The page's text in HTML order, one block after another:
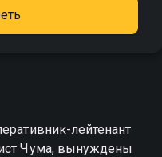
лейтенант
Чума, вынуждены